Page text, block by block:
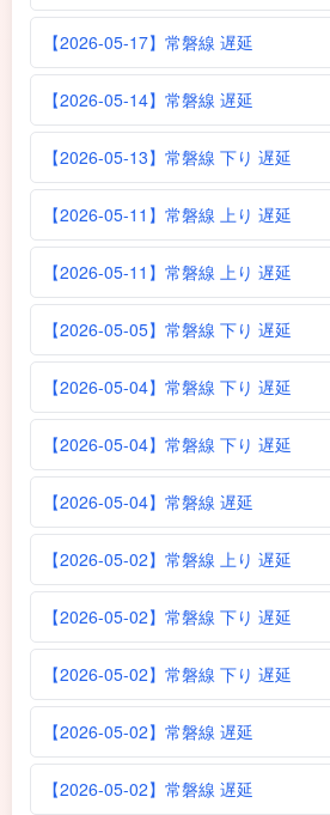
【2026-05-17】常磐線 遅延
【2026-05-14】常磐線 遅延
【2026-05-13】常磐線 下り 遅延
【2026-05-11】常磐線 上り 遅延
【2026-05-11】常磐線 上り 遅延
【2026-05-05】常磐線 下り 遅延
【2026-05-04】常磐線 下り 遅延
【2026-05-04】常磐線 下り 遅延
【2026-05-04】常磐線 遅延
【2026-05-02】常磐線 上り 遅延
【2026-05-02】常磐線 下り 遅延
【2026-05-02】常磐線 下り 遅延
【2026-05-02】常磐線 遅延
【2026-05-02】常磐線 遅延